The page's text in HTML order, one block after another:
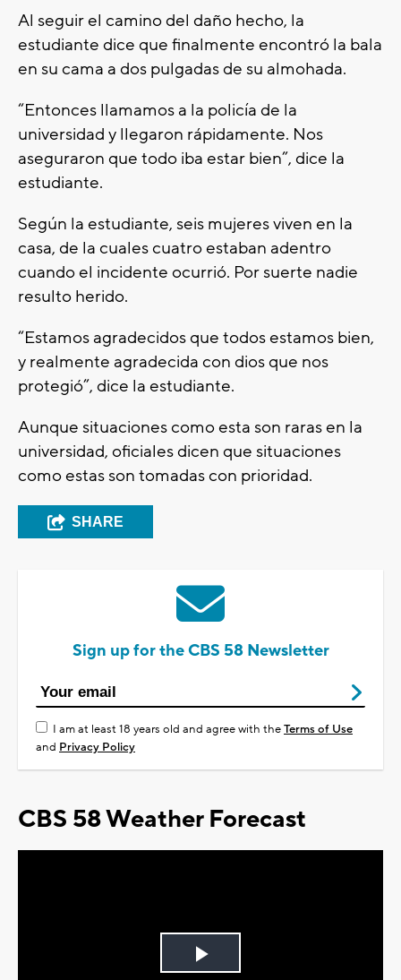
Al seguir el camino del daño hecho, la
estudiante dice que finalmente encontró la bala
en su cama a dos pulgadas de su almohada.
“Entonces llamamos a la policía de la
universidad y llegaron rápidamente. Nos
aseguraron que todo iba estar bien”, dice la
estudiante.
Según la estudiante, seis mujeres viven en la
casa, de la cuales cuatro estaban adentro
cuando el incidente ocurrió. Por suerte nadie
resulto herido.
“Estamos agradecidos que todos estamos bien,
y realmente agradecida con dios que nos
protegió”, dice la estudiante.
Aunque situaciones como esta son raras en la
universidad, oficiales dicen que situaciones
como estas son tomadas con prioridad.
SHARE
Sign up for the CBS 58 Newsletter
I am at least 18 years old and agree with theTerms of Use
and Privacy Policy
CBS 58 Weather Forecast
Play